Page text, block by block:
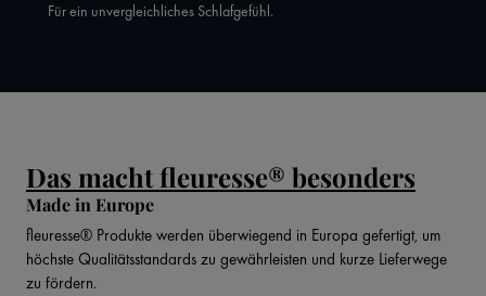
Für ein unvergleichliches Schlafgefühl.
Das macht fleuresse® besonders
Made in Europe
fleuresse® Produkte werden überwiegend in Europa gefertigt, um
höchste Qualitätsstandards zu gewährleisten und kurze Lieferwege
zu fördern.